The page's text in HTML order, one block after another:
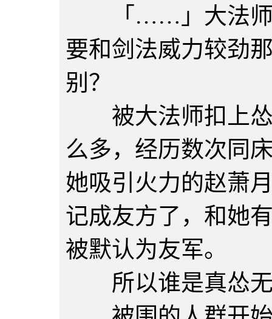
「……」大法师
要和剑法威力较劲
别？
被大法师扣上怂
么多，经历数次同
她吸引火力的赵萧
记成友方了，和她
被默认为友军。
所以谁是真怂无